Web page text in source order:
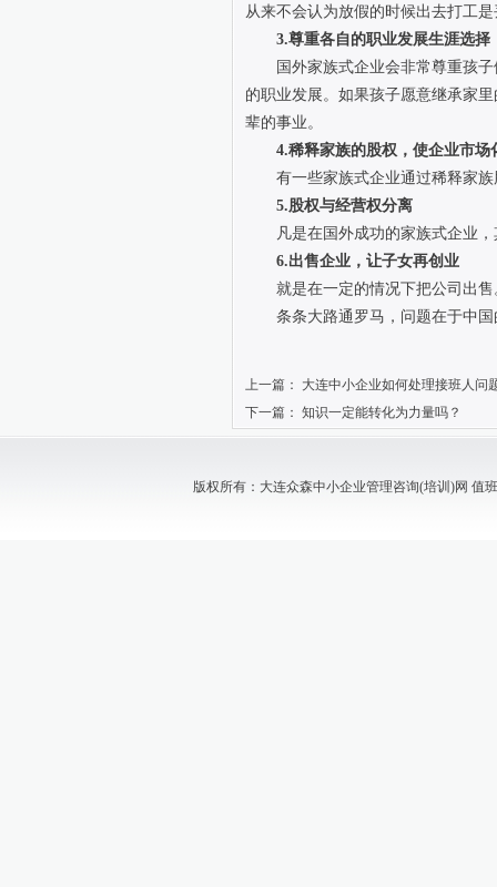
从来不会认为放假的时候出去打工
3.尊重各自的职业发展生涯选择
国外家族式企业会非常尊重孩
的职业发展。如果孩子愿意继承家
辈的事业。
4.稀释家族的股权，使企业市场
有一些家族式企业通过稀释家
5.股权与经营权分离
凡是在国外成功的家族式企业
6.出售企业，让子女再创业
就是在一定的情况下把公司出
条条大路通罗马，问题在于中
上一篇：
大连中小企业如何处理接班人问
下一篇： 知识一定能转化为力量吗？
版权所有：大连众森中小企业管理咨询(培训)网 值